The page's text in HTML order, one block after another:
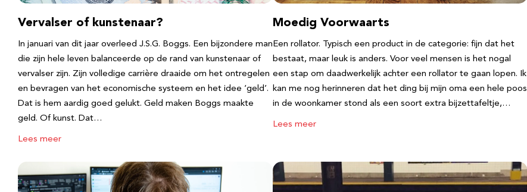
Vervalser of kunstenaar?
In januari van dit jaar overleed J.S.G. Boggs. Een bijzondere man
die zijn hele leven balanceerde op de rand van kunstenaar of
vervalser zijn. Zijn volledige carrière draaide om het ontregelen
en bevragen van het economische systeem en het idee ‘geld’.
Dat is hem aardig goed gelukt. ​Geld maken Boggs maakte
geld. Of kunst. Dat…
Lees meer
Moedig Voorwaarts
Een rollator. Typisch een product in de categorie: fijn dat het
bestaat, maar leuk is anders. Voor veel mensen is het nogal
een stap om daadwerkelijk achter een rollator te gaan lopen. Ik
kan me nog herinneren dat het ding bij mijn oma een hele poos
in de woonkamer stond als een soort extra bijzettafeltje,…
Lees meer